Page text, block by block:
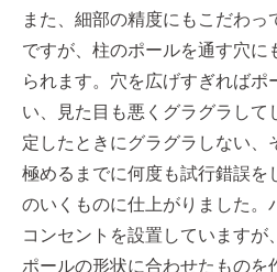
また、細部の精度にもこだわっ
ですが、柱のポールを通す穴に
られます。穴を広げすぎればポ
い、見た目も悪くグラグラして
定したときにグラグラしない、
極めるまでに何度も試行錯誤を
のいくものに仕上がりました。
コンセントを設置していますが
ポールの形状に合わせたものを